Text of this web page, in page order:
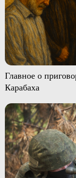
Главное о
Карабаха